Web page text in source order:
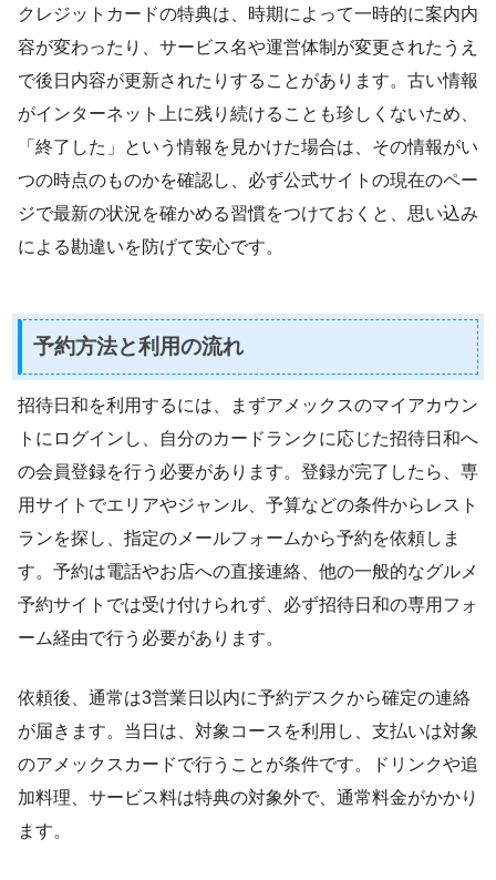
クレジットカードの特典は、時期によって一時的に案内内
容が変わったり、サービス名や運営体制が変更されたうえ
で後日内容が更新されたりすることがあります。古い情報
がインターネット上に残り続けることも珍しくないため、
「終了した」という情報を見かけた場合は、その情報がい
つの時点のものかを確認し、必ず公式サイトの現在のペー
ジで最新の状況を確かめる習慣をつけておくと、思い込み
による勘違いを防げて安心です。
予約方法と利用の流れ
招待日和を利用するには、まずアメックスのマイアカウン
トにログインし、自分のカードランクに応じた招待日和へ
の会員登録を行う必要があります。登録が完了したら、専
用サイトでエリアやジャンル、予算などの条件からレスト
ランを探し、指定のメールフォームから予約を依頼しま
す。予約は電話やお店への直接連絡、他の一般的なグルメ
予約サイトでは受け付けられず、必ず招待日和の専用フォ
ーム経由で行う必要があります。
依頼後、通常は3営業日以内に予約デスクから確定の連絡
が届きます。当日は、対象コースを利用し、支払いは対象
のアメックスカードで行うことが条件です。ドリンクや追
加料理、サービス料は特典の対象外で、通常料金がかかり
ます。